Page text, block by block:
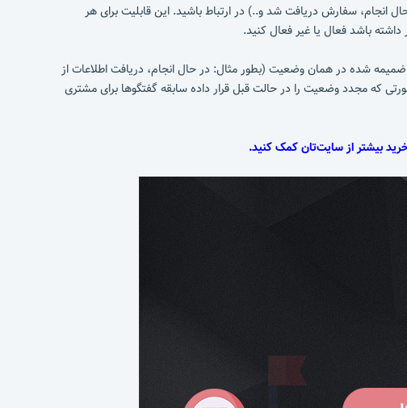
سفارش دریافت شد و..) در ارتباط باشید. این قابلیت برای هر
باشد فعال یا غیر فعال کنید.
شده در همان وضعیت (بطور مثال: در حال انجام، دریافت اطلاعات از
که مجدد وضعیت را در حالت قبل قرار داده سابقه گفتگوها برای مشتری
بیشتر از سایت‌تان کمک کنید.